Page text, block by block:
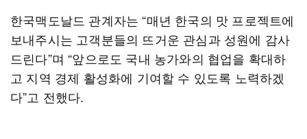
한국맥도날드 관계자는 “매년 한국의 맛 프로젝트에
보내주시는 고객분들의 뜨거운 관심과 성원에 감사
드린다”며 “앞으로도 국내 농가와의 협업을 확대하
고 지역 경제 활성화에 기여할 수 있도록 노력하겠
다”고 전했다.